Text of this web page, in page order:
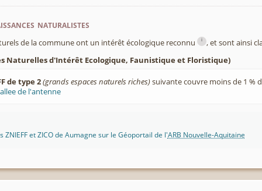
naturalistes
de la commune ont un intérêt écologique reconnu i
, et sont ainsi
Naturelles d'Intérêt Ecologique, Faunistique et Floristique)
de type 2(grands espaces naturels riches)suivante couvre moins de 1 %
de l'antenne
ZNIEFF et ZICO de Aumagne sur le Géoportail de l'ARB Nouvelle-Aquitaine